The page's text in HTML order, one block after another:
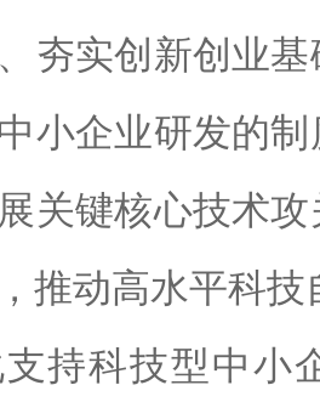
夯实创新创业
小企业研发的
关键核心技术
推动高水平科技
科技型中小